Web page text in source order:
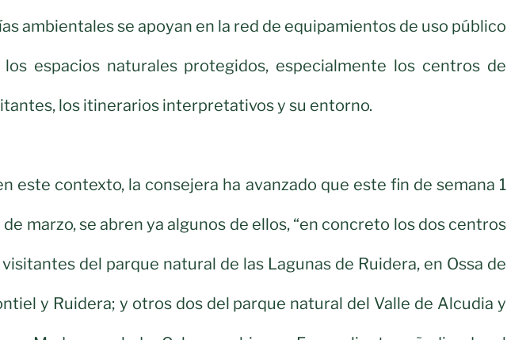
ambientales se apoyan en la red de equipamientos de uso público
los espacios naturales protegidos, especialmente los centros de
los itinerarios interpretativos y su entorno.
este contexto, la consejera ha avanzado que este fin de semana 1
de marzo, se abren ya algunos de ellos, “en concreto los dos centros
del parque natural de las Lagunas de Ruidera, en Ossa de
y Ruidera; y otros dos del parque natural del Valle de Alcudia y